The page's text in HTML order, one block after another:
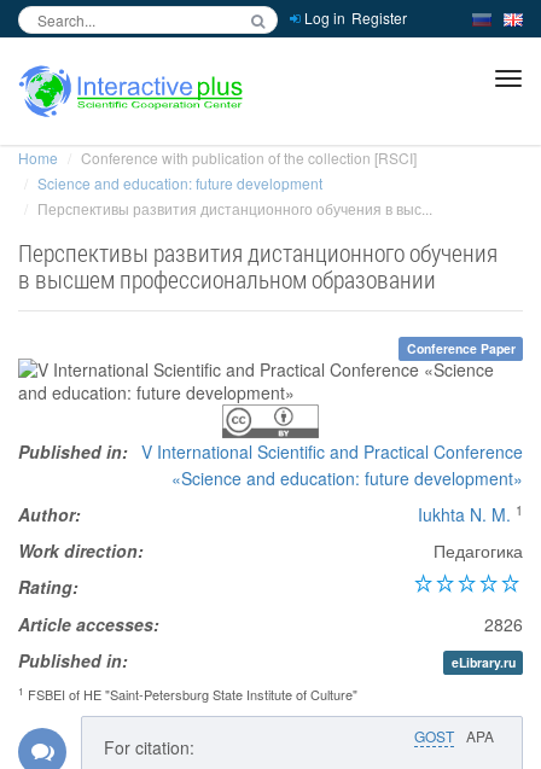
Log in Register
Home
Conference with publication of the collection [RSCI]
Science and education: future development
Перспективы развития дистанционного обучения в выс...
Перспективы развития дистанционного обучения
в высшем профессиональном образовании
Conference Paper
Published in: V International Scientific and Practical Conference
«Science and education: future development»
Author:
Iukhta N. M. 1
Work direction:
Педагогика
Rating:
Article accesses:
2826
Published in:
eLibrary.ru
1 FSBEI of HE "Saint-Petersburg State Institute of Culture"
GOST APA
For citation: